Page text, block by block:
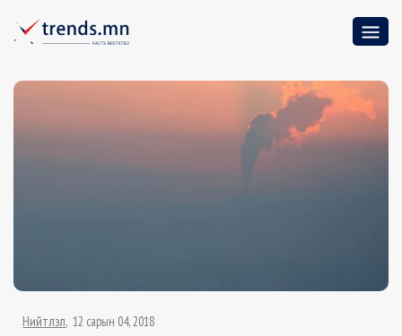
Нийтлэл 12 сарын 04, 2018